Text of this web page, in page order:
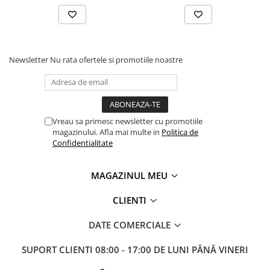
Newsletter Nu rata ofertele si promotiile noastre
Vreau sa primesc newsletter cu promotiile
magazinului. Afla mai multe in Politica de
Confidentialitate
MAGAZINUL MEU
CLIENTI
DATE COMERCIALE
SUPORT CLIENTI 08:00 - 17:00 DE LUNI PÂNĂ VINERI